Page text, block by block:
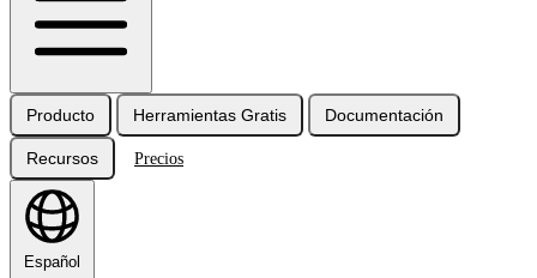
Producto Herramientas Gratis Documentación
Recursos Precios
Español